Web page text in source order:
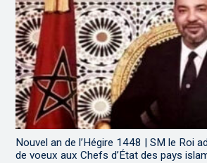
Nouvel an de l’Hégire 1448 | SM le Roi
de voeux aux Chefs d’État des pays